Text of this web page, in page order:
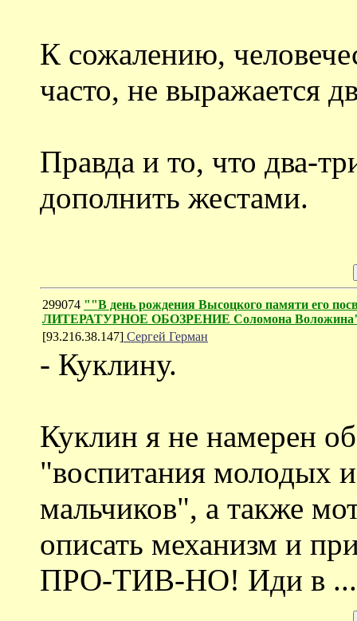
К сожалению,
часто, не выражается
Правда и то, что два-
дополнить жестами.
299074 ""В день рождения Высоцкого памяти его
ЛИТЕРАТУРНОЕ ОБОЗРЕНИЕ Соломона
[93.216.38.147] Сергей Герман
- Куклину.
Куклин я не намерен
"воспитания молодых
мальчиков", а также
описать механизм и
ПРО-ТИВ-НО! Иди в